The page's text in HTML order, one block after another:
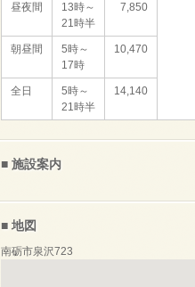
昼夜間
13時～
21時半
7,850
朝昼間
5時～
17時
10,470
全日
5時～
21時半
14,140
■ 施設案内
■ 地図
南砺市泉沢723